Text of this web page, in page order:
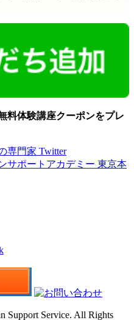
料体験講座クーポンをプレ
Support Service. All Rights